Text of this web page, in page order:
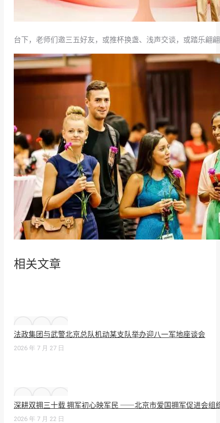
台下，老师们邀三五好友，或推杯换盏、浅声交谈，或踏乐翩
相关文章
法政集团与武警北京总队机动某支队举办迎八一军地座谈会
2026 年 7 月 27 日
深耕双拥三十载 拥军初心映军民 ——北京市爱国拥军促进会组
2026 年 7 月 22 日